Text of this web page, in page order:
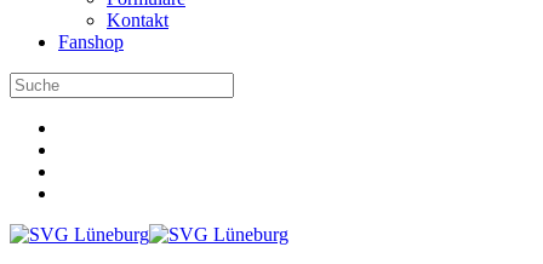
Kontakt
Fanshop